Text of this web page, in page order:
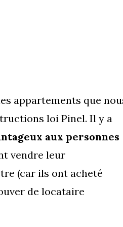
appartements que
loi Pinel. Il y a
aux personnes
vendre leur
(car ils ont acheté
de locataire